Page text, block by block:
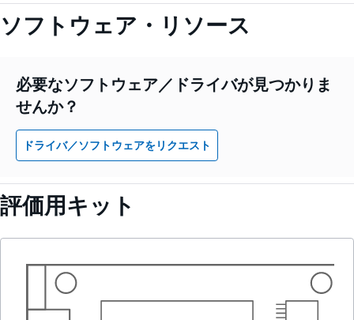
ソフトウェア・リソース
必要なソフトウェア／ドライバが見つかりま
せんか？
ドライバ／ソフトウェアをリクエスト
評価用キット